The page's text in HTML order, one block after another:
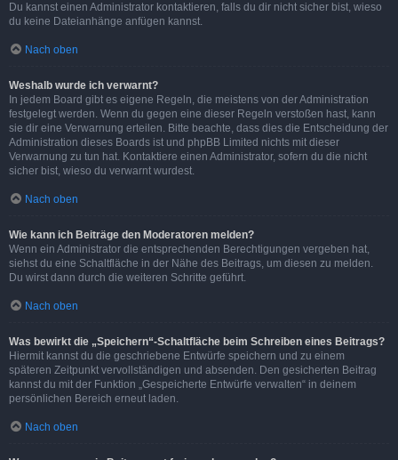
Du kannst einen Administrator kontaktieren, falls du dir nicht sicher bist, wieso
du keine Dateianhänge anfügen kannst.
Nach oben
Weshalb wurde ich verwarnt?
In jedem Board gibt es eigene Regeln, die meistens von der Administration
festgelegt werden. Wenn du gegen eine dieser Regeln verstoßen hast, kann
sie dir eine Verwarnung erteilen. Bitte beachte, dass dies die Entscheidung der
Administration dieses Boards ist und phpBB Limited nichts mit dieser
Verwarnung zu tun hat. Kontaktiere einen Administrator, sofern du die nicht
sicher bist, wieso du verwarnt wurdest.
Nach oben
Wie kann ich Beiträge den Moderatoren melden?
Wenn ein Administrator die entsprechenden Berechtigungen vergeben hat,
siehst du eine Schaltfläche in der Nähe des Beitrags, um diesen zu melden.
Du wirst dann durch die weiteren Schritte geführt.
Nach oben
Was bewirkt die „Speichern“-Schaltfläche beim Schreiben eines Beitrags?
Hiermit kannst du die geschriebene Entwürfe speichern und zu einem
späteren Zeitpunkt vervollständigen und absenden. Den gesicherten Beitrag
kannst du mit der Funktion „Gespeicherte Entwürfe verwalten“ in deinem
persönlichen Bereich erneut laden.
Nach oben